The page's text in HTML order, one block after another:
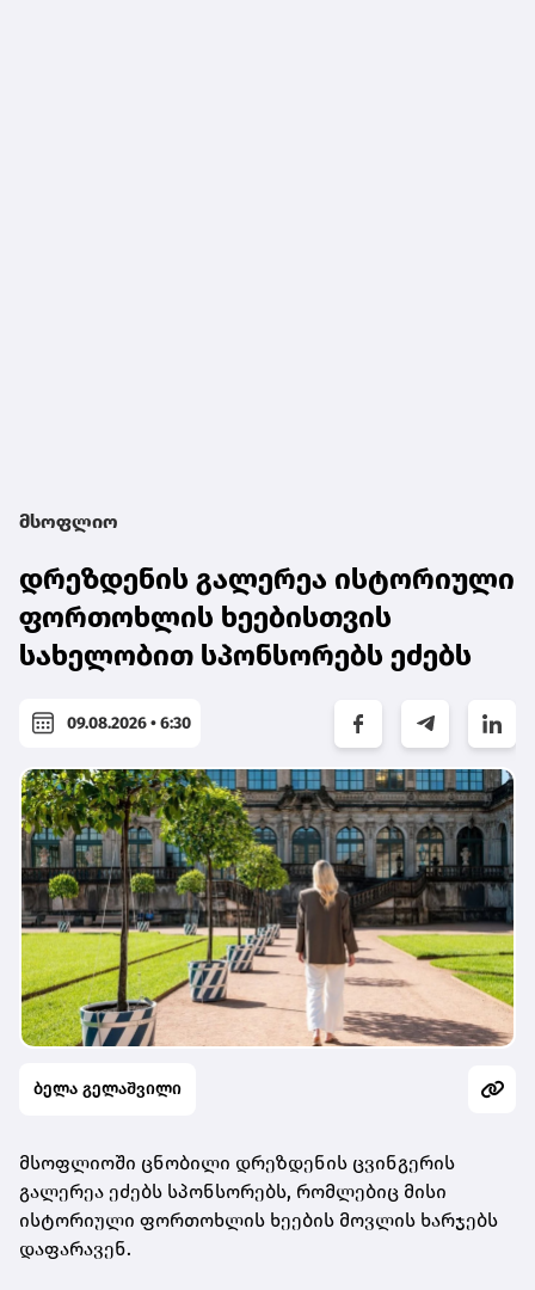
მსოფლიო
დრეზდენის გალერეა ისტორიული
ფორთოხლის ხეებისთვის
სახელობით სპონსორებს ეძებს
09.08.2026 • 6:30
ბელა გელაშვილი
მსოფლიოში ცნობილი დრეზდენის ცვინგერის
გალერეა ეძებს სპონსორებს, რომლებიც მისი
ისტორიული ფორთოხლის ხეების მოვლის ხარჯებს
დაფარავენ.